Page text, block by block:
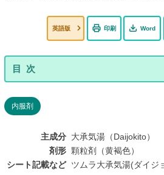
英語版 印刷 Word
内服剤
主成分 大承気湯（Daijokito）
剤形 顆粒剤（黄褐色）
シート記載など ツムラ大承気湯(ダイジ